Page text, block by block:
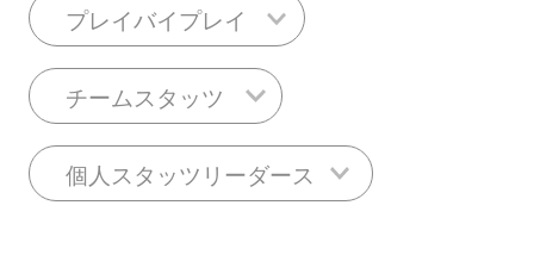
プレイバイプレイ
チームスタッツ
個人スタッツリーダース